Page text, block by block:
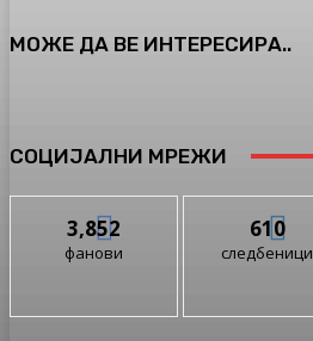
МОЖЕ ДА ВЕ ИНТЕРЕСИРА..
СОЦИЈАЛНИ МРЕЖИ
3,852
фанови
610
следбеници